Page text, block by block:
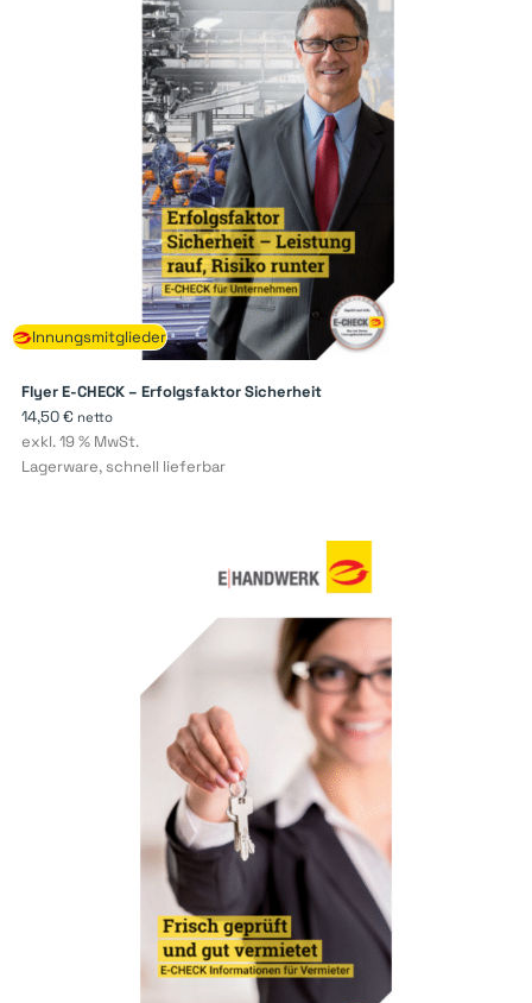
Innungsmitglieder
Flyer E-CHECK – Erfolgsfaktor Sicherheit
14,50€ netto
exkl. 19 % MwSt.
Lagerware, schnell lieferbar